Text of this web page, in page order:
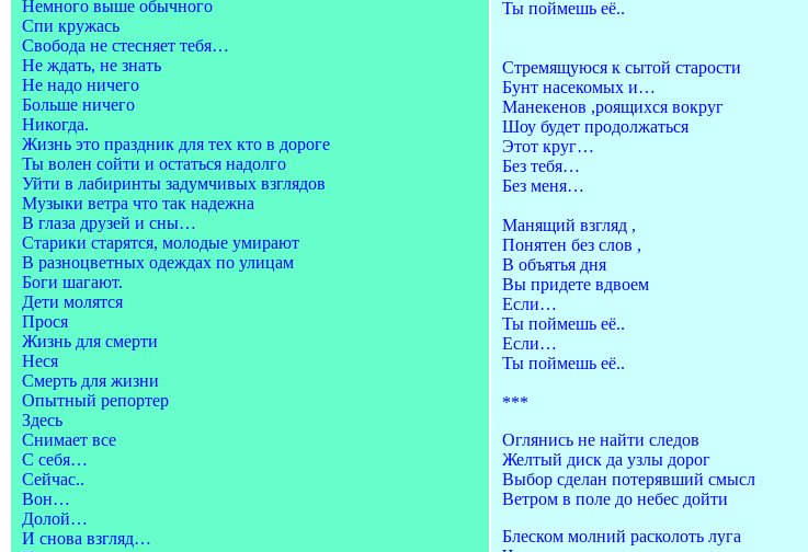
Немного выше обычного
Спи кружась
Свобода не стесняет тебя…
Не ждать, не знать
Не надо ничего
Больше ничего
Никогда.
Жизнь это праздник для тех кто в дороге
Ты волен сойти и остаться надолго
Уйти в лабиринты задумчивых взглядов
Музыки ветра что так надежна
В глаза друзей и сны…
Старики старятся, молодые умирают
В разноцветных одеждах по улицам
Боги шагают.
Дети молятся
Прося
Жизнь для смерти
Неся
Смерть для жизни
Опытный репортер
Здесь
Снимает все
С себя…
Сейчас..
Вон…
Долой…
И снова взгляд…
Ты поймешь её..
Стремящуюся к сытой старости
Бунт насекомых и…
Манекенов ,роящихся вокруг
Шоу будет продолжаться
Этот круг…
Без тебя…
Без меня…
Манящий взгляд ,
Понятен без слов ,
В объятья дня
Вы придете вдвоем
Если…
Ты поймешь её..
Если…
Ты поймешь её..
***
Оглянись не найти следов
Желтый диск да узлы дорог
Выбор сделан потерявший смысл
Ветром в поле до небес дойти
Блеском молний расколоть луга